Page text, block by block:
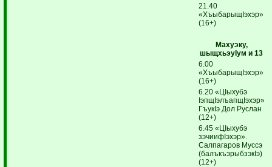
21.40
«ХъыбарыщIэхэр»
(16+)
Махуэку,
шыщхьэуIум и 13
6.00
«ХъыбарыщIэхэр»
(16+)
6.20 «ЦIыхубэ
IэпщIэлъапщIэхэр».
ГъукIэ Дол Руслан
(12+)
6.45 «ЦIыхубэ
зэчиифIэхэр».
Салпагаров Муссэ
(балъкъэ­рыбзэкIэ)
(12+)